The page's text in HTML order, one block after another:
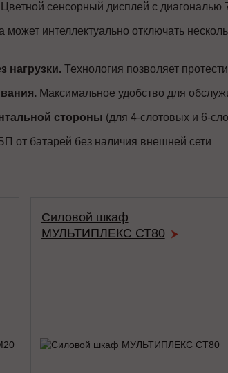
Цветной сенсорный дисплей с
может интеллектуально отключать
нагрузки. Технология позволяет
Максимальное удобство для
стороны (для 4-слотовых и 6-
от батарей без наличия внешней сети
Силовой шкаф
МУЛЬТИПЛЕКС СТ80